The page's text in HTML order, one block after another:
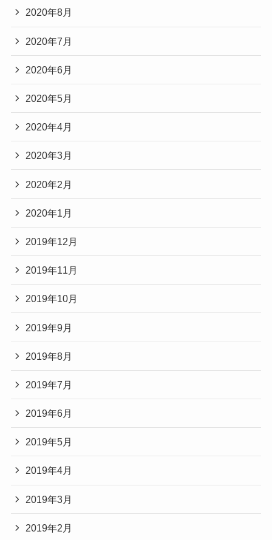
2020年8月
2020年7月
2020年6月
2020年5月
2020年4月
2020年3月
2020年2月
2020年1月
2019年12月
2019年11月
2019年10月
2019年9月
2019年8月
2019年7月
2019年6月
2019年5月
2019年4月
2019年3月
2019年2月